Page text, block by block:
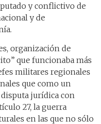
y conflictivo de
y de
organización de
que funcionaba más
militares regionales
que como un
jurídica con
27, la guerra
en las que no sólo